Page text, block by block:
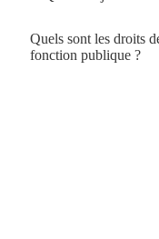
Quels sont les droits
fonction publique ?